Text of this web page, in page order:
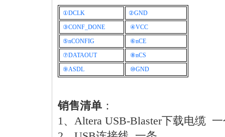
①DCLK
②GND
③CONF_DONE
④VCC
⑤nCONFIG
⑥nCE
⑦DATAOUT
⑧nCS
⑨ASDL
⑩GND
销售清单 ：
1、Altera USB-Blaster下载电缆